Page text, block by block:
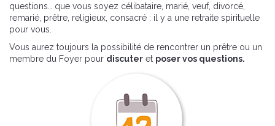
questions… que vous soyez célibataire, marié, veuf, divorcé,
remarié, prêtre, religieux, consacré : il y a une retraite spirituelle
pour vous.
Vous aurez toujours la possibilité de rencontrer un prêtre ou un
membre du Foyer pour discuter et poser vos questions.